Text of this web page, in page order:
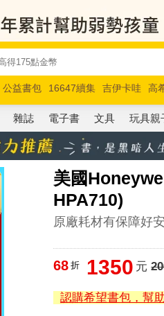
公益書包 16647續集 吉伊卡哇 高
馬斯克 玩具總動員5 超慢跑
雜誌 電子書 文具 玩具親
美國
HPA710)
原廠耗材有保障好
68 折 1350 元
認購希望書包，幫